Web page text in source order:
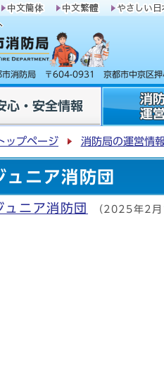
市消防局 〒604-0931 京都市中京区
心・安全情報
消
運
トップページ 消防局の運営情報
ュニア消防団
ュニア消防団 （2025年2月